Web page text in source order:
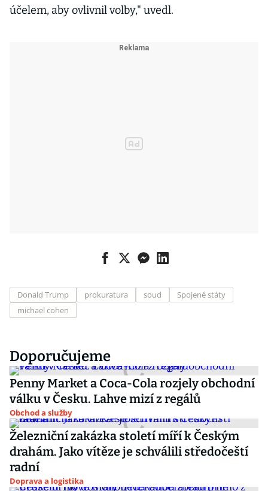
účelem, aby ovlivnil volby," uvedl.
Donald Trump prokuratura soud
Spojené státy
michael cohen
Doporučujeme
Penny Market a Coca-Cola rozjely obchodní
válku v Česku. Lahve mizí z regálů
Obchod a služby
Železniční zakázka století míří k Českým
drahám. Jako vítěze je schválili středočeští
radní
Doprava a logistika